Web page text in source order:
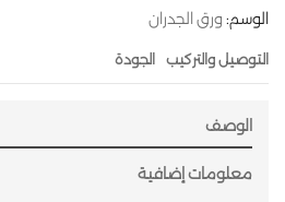
الوسم: ورق الجدران
التوصيل والتركيب الجودة
الوصف
معلومات إضافية